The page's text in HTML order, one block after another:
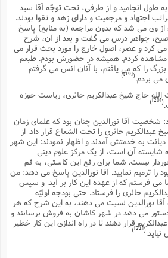
عراق 20 سال به طول انجامید و از طرفى، تحت توجّه آقا سید
اجتهاد و مرجعیت و داراى زهد و تقوا بودند.
به 50 استفتاء از وى مى شد که بدون مراجعه (به منابع) پاسخ
جواهر درس مى گفت و بعد از آن، شرح
مى کرد و عصر، اصول خارج را مورد بحث قرار مى
مشاهده کردم. همیشه در حضورش بودم. طبعم
را که مى یافتم، با آنان انس مى گرفتم
مى بردم. [19]
)
الله حاج شیخ عبدالکریم حائرى، ریاست حوزه[20]
)
شخصیت آقا نورالدین چنان بود که علماى زمان
حائرى را تحت الشعاع قرار داد. از
به خدمتش آمدند و اظهار نمودند: این شهر
شایسته آن است، از یک مرکز علوم دینى
نیست. شما براى رفع این کاستى، به قم
را ترمیم نمایید. آقا نورالدین پاسخ مى دهد: من
مى فرستم که از عهده این کار بر آید. و سپس
حائرى را فرستاد. حتى بودجه اولیّه
نورالدین نسبت مى دهند، به این شرح که هر
دستور مى دهد در شهر کاشان به فروش برسانند و
قرار دهند تا در راه اندازى این کار خطیر
(
[21]
)